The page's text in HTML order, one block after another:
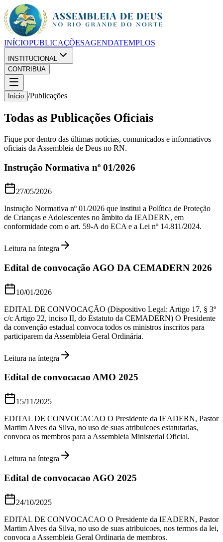
INÍCIOPUBLICAÇÕESAGENDATEMPLOS
INSTITUCIONAL
CONTRIBUA
Início /Publicações
Todas as Publicações Oficiais
Fique por dentro das últimas notícias, comunicados e informativos
oficiais da Assembleia de Deus no RN.
Instrução Normativa nº 01/2026
27/05/2026
Instrução Normativa nº 01/2026 que institui a Política de Proteção
de Crianças e Adolescentes no âmbito da IEADERN, em
conformidade com o art. 59-A do ECA e a Lei nº 14.811/2024.
Leitura na íntegra
Edital de convocação AGO DA CEMADERN 2026
10/01/2026
EDITAL DE CONVOCAÇÃO (Dispositivo Legal: Artigo 17, § 3º
c/c Artigo 22, inciso II, do Estatuto da CEMADERN) O Presidente
da convenção estadual convoca todos os ministros inscritos para
participarem da Assembleia Geral Ordinária.
Leitura na íntegra
Edital de convocacao AMO 2025
15/11/2025
EDITAL DE CONVOCACAO O Presidente da IEADERN, Pastor
Martim Alves da Silva, no uso de suas atribuicoes estatutarias,
convoca os membros para a Assembleia Ministerial Oficial.
Leitura na íntegra
Edital de convocacao AGO 2025
24/10/2025
EDITAL DE CONVOCACAO O Presidente da IEADERN, Pastor
Martim Alves da Silva, no uso de suas atribuicoes, nos termos da lei,
convoca a Assembleia Geral Ordinaria de membros.